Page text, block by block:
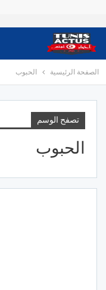
الصفحة الرئيسية الحبوب
تصفح الوسم
الحبوب